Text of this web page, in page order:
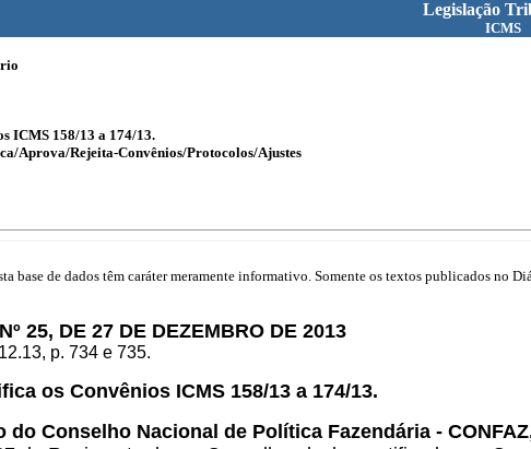
Legislação
ICMS
ICMS 158/13 a 174/13.
Aprova/Rejeita-Convênios/Protocolos/Ajustes
base de dados têm caráter meramente informativo. Somente os textos publicados no
25, DE 27 DE DEZEMBRO DE 2013
p. 734 e 735.
os Convênios ICMS 158/13 a 174/13.
do Conselho Nacional de Política Fazendária -